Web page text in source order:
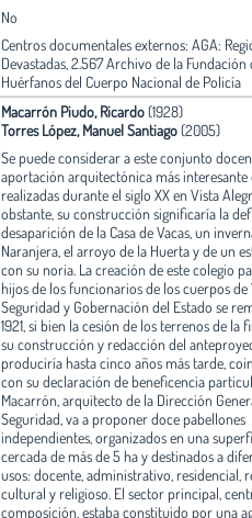
No
Centros documentales externos: AGA:
Devastadas, 2.567 Archivo de la Fundación
Huérfanos del Cuerpo Nacional de Policía
Macarrón Piudo, Ricardo(1928)
Torres López, Manuel Santiago(2005)
Se puede considerar a este conjunto
aportación arquitectónica más interesante
realizadas durante el siglo XX en Vista
obstante, su construcción significaría la
desaparición de la Casa de Vacas, un
Naranjera, el arroyo de la Huerta y de un
con su noria. La creación de este colegio
hijos de los funcionarios de los cuerpos de
Seguridad y Gobernación del Estado se
1921, si bien la cesión de los terrenos de la
su construcción y redacción del
produciría hasta cinco años más tarde,
con su declaración de beneficencia
Macarrón, arquitecto de la Dirección
Seguridad, va a proponer doce pabellones
independientes, organizados en una
cercada de más de 5 ha y destinados a
usos: docente, administrativo, residencial,
cultural y religioso. El sector principal,
composición, estaba constituido por una